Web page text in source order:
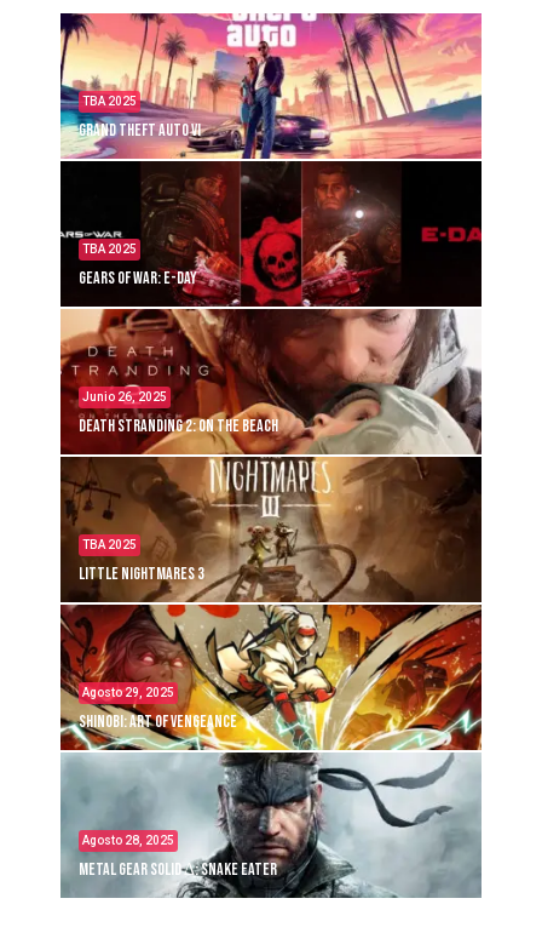
TBA 2025
Grand Theft Auto VI
TBA 2025
Gears of War: E-Day
Junio 26, 2025
Death Stranding 2: On the Beach
TBA 2025
Little Nightmares 3
Agosto 29, 2025
Shinobi: Art of Vengeance
Agosto 28, 2025
Metal Gear Solid Δ: Snake Eater